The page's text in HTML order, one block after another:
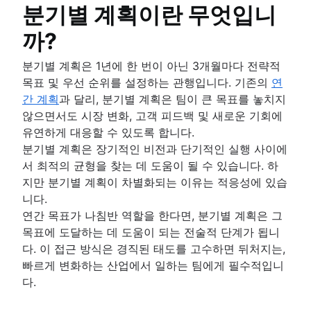
계획 프레임워크
PESTLE 분석
비전 보드
근본 원인 분석
PDCA 주기
아이젠하워 행렬
BCG 행렬
프로젝트 거버넌스
프로젝트 추정
타임라인
마일스톤 차트
중요 경로 방법
지연 시간이 프로젝트 관리에 미치는 영향
통합 마스터 일정이란 무엇입니까?
프로젝트 예산
리소스 관리
개요
개요
작업 수용량 계획
리소스 분류 구조
리소스 일정 관리
추적
프로젝트 조달 계획
프로젝트 비용 관리
프로젝트 실행
개요
템플릿을 통해 올바른 작업을 더 빠르게 완료
요
프로젝트 추적관리
범위 크리프
RACI 차트
의사 결정 프로세스
여러 프로젝트 관리
시각적 프로젝트 관리
시각적 프로젝트 관리
온라인 화이트보드
프로젝트 설계
디자인 스프린트
화이트보드 전략
마인드 매핑
마인드맵 예시
콘셉트 매핑
리소스 계획
반복 프로세스
프로세스 매핑
프로세스 순서도
프로세스 설명서
컨텍스트 전환
스윔레인 다이어그램
순서도
승인 프로세스 최적화
자동화
자동화를 사용하여 Confluence 전반의 워크
비즈니스 프로세스 자동화
프로세스 자동화
작업을 자동화하는 방법
AI 작업 관리
시간 관리
시간 관리
시간 관리 도구
PERT 차트
위험 관리
프로젝트 위험 관리
위험 완화
위험 관리
프로젝트 모니터링
대시보드 보고
리드 타임
프로젝트 종료
분기별 계획이란 무엇입니
까?
분기별 계획은 1년에 한 번이 아닌 3개월마다 전략적
목표 및 우선 순위를 설정하는 관행입니다. 기존의 연
간 계획과 달리, 분기별 계획은 팀이 큰 목표를 놓치지
않으면서도 시장 변화, 고객 피드백 및 새로운 기회에
유연하게 대응할 수 있도록 합니다.
분기별 계획은 장기적인 비전과 단기적인 실행 사이에
서 최적의 균형을 찾는 데 도움이 될 수 있습니다. 하
지만 분기별 계획이 차별화되는 이유는 적응성에 있습
니다.
연간 목표가 나침반 역할을 한다면, 분기별 계획은 그
목표에 도달하는 데 도움이 되는 전술적 단계가 됩니
다. 이 접근 방식은 경직된 태도를 고수하면 뒤처지는,
빠르게 변화하는 산업에서 일하는 팀에게 필수적입니
다.